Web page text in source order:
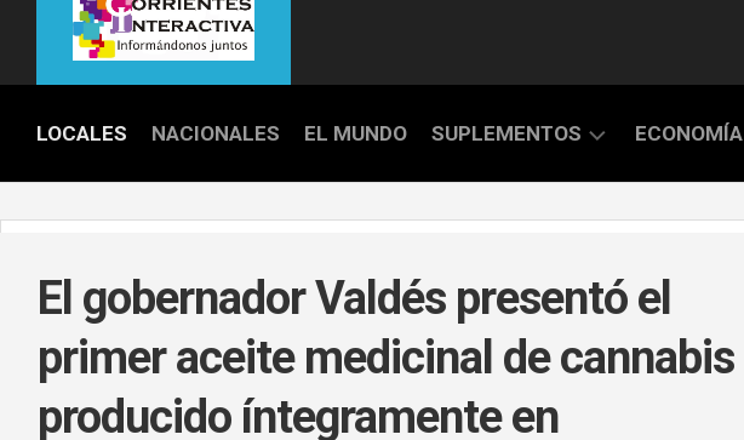
LOCALES NACIONALES EL MUNDO SUPLEMENTOS
DEPORTES
GALERÍA
ARTE
&
ECONOMÍA
El gobernador Valdés presentó el
primer aceite medicinal de cannabis
producido íntegramente en